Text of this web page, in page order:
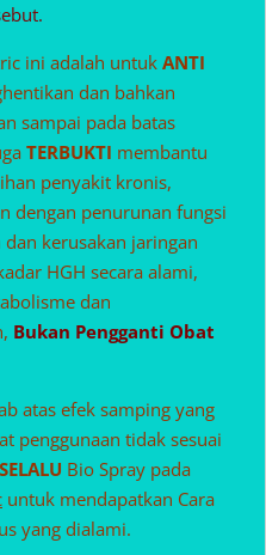
ini adalah untuk ANTI
dan bahkan
sampai pada batas
TERBUKTI membantu
penyakit kronis,
dengan penurunan fungsi
kerusakan jaringan
HGH secara alami,
dan
Bukan Pengganti Obat
atas efek samping yang
penggunaan tidak sesuai
Bio Spray pada
untuk mendapatkan Cara
yang dialami.